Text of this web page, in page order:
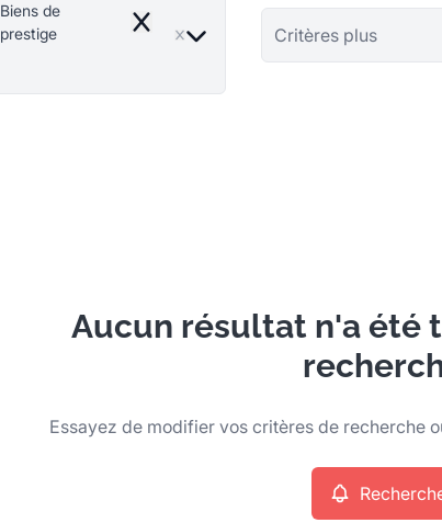
Biens de
prestige
Remove Critères plus
Aucun résultat n'a été
Essayez de modifier vos critères de recherche